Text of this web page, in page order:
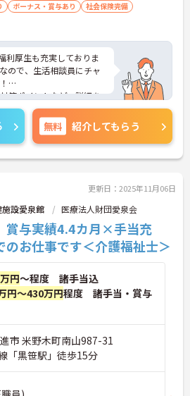
ボーナス・賞与あり
社会保険完備
利厚生も充実しておりま
ので、生活相談員にチャ
策ポイントなど、詳細を
軽にご相談ください。
無料 紹介してもらう
更新日：2025年11月06日
設愛泉館 医療法人財団愛泉会
賞与実績4.4カ月×手当充
のお仕事です＜介護福祉士＞
円～程度 諸手当込
円～430万円程度 諸手当・賞与
市 米野木町南山987-31
「黒笹駅」徒歩15分